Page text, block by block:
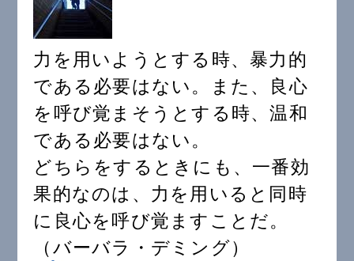
力を用いようとする時、暴力的
である必要はない。また、良心
を呼び覚まそうとする時、温和
である必要はない。
どちらをするときにも、一番効
果的なのは、力を用いると同時
に良心を呼び覚ますことだ。
（バーバラ・デミング）